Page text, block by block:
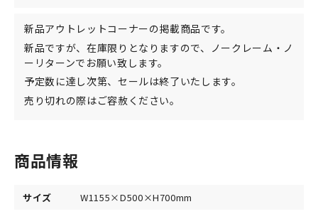
新品アウトレットコーナーの掲載商品です。
新品ですが、在庫限りとなりますので、ノークレーム・ノ
ーリターンでお願い致します。
予定数に達し次第、セールは終了いたします。
売り切れの際はご容赦ください。
商品情報
サイズ
W1155×D500×H700mm